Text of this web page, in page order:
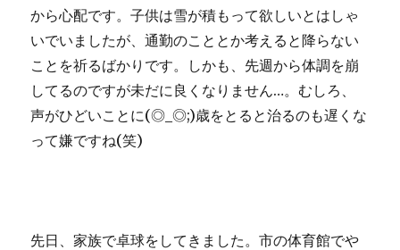
から心配です。子供は雪が積もって欲しいとはしゃ
いでいましたが、通勤のこととか考えると降らない
ことを祈るばかりです。しかも、先週から体調を崩
してるのですが未だに良くなりません…。むしろ、
声がひどいことに(◎_◎;)歳をとると治るのも遅くな
って嫌ですね(笑)
先日、家族で卓球をしてきました。市の体育館でや